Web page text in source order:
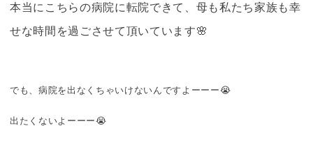
本当にこちらの病院に転院できて、母も私たち家族も幸
せな時間を過ごさせて頂いています🌸
でも、病院を出なくちゃいけないんですよーーー😭
出たくないよーーー😭